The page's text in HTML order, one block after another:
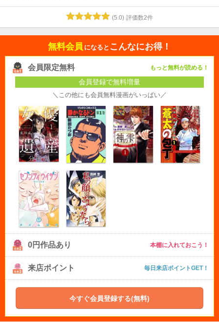
(5.0) 評価数2件
無料会員 になると こんなにお得！
会員限定無料 もっと無料が読める！
会員登録で無料増量
＼この他にも会員無料漫画がいっぱい／
0円作品あり 本棚に入れておこう！
来店ポイント 毎日来店ポイントGET！
今すぐ会員登録する(無料)